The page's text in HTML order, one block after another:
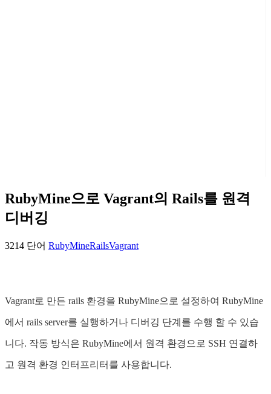
RubyMine으로 Vagrant의 Rails를 원격
디버깅
3214 단어 RubyMineRailsVagrant
Vagrant로 만든 rails 환경을 RubyMine으로 설정하여 RubyMine
에서 rails server를 실행하거나 디버깅 단계를 수행 할 수 있습
니다. 작동 방식은 RubyMine에서 원격 환경으로 SSH 연결하
고 원격 환경 인터프리터를 사용합니다.